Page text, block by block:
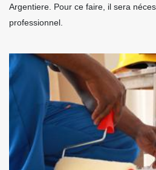
Argentiere. Pour ce faire, il sera
professionnel.